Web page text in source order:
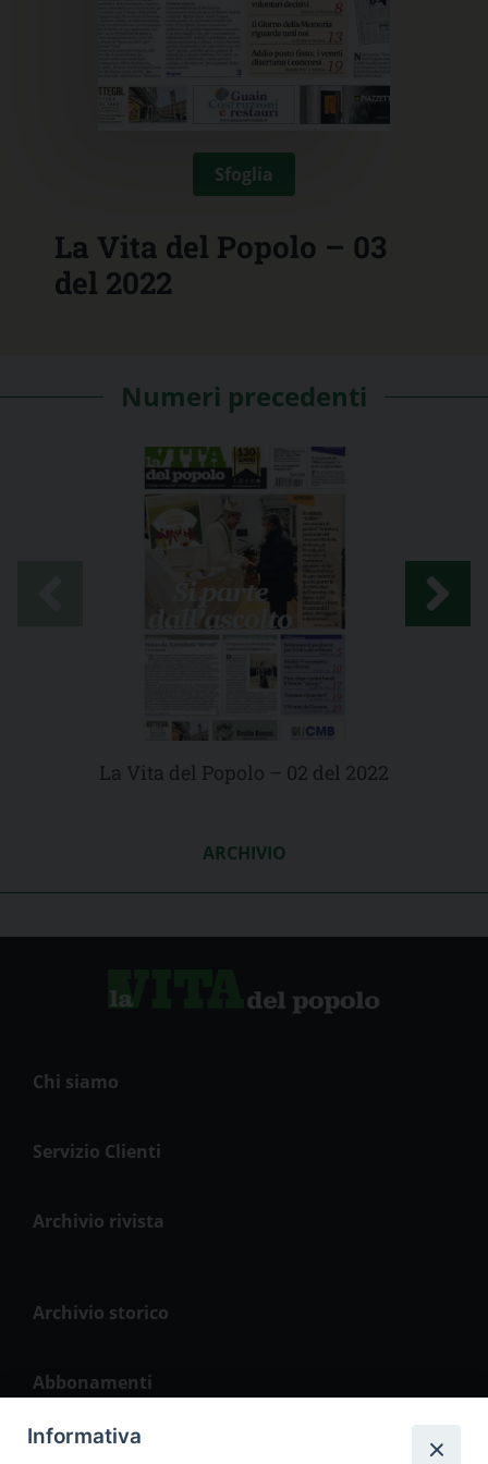
Sfoglia
La Vita del Popolo – 03
del 2022
Numeri precedenti
La Vita del Popolo – 02 del 2022
ARCHIVIO
Chi siamo
Servizio Clienti
Archivio rivista
Archivio storico
Abbonamenti
Informativa